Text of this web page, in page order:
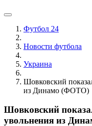
Футбол 24
Новости футбола
Украина
Шовковский
из Динамо (ФОТО)
Шовковский
увольнения из